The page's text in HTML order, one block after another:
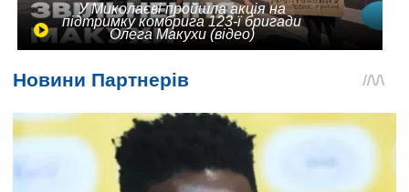
У Миколаєві пройшла акція на
підтримку комбрига 123-ї бригади
Олега Макухи (відео)